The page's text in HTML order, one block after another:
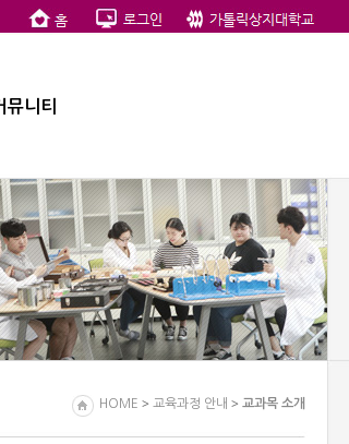
뮤니티
HOME > 교육과정 안내 > 교과목 소개